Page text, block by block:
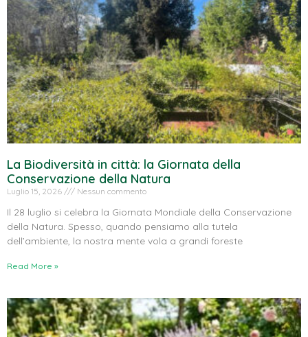
La Biodiversità in città: la Giornata della
Conservazione della Natura
Luglio 15, 2026 Nessun commento
Il 28 luglio si celebra la Giornata Mondiale della Conservazione
della Natura. Spesso, quando pensiamo alla tutela
dell’ambiente, la nostra mente vola a grandi foreste
Read More »